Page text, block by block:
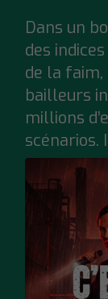
Dans un
des
de la
bailleurs
millions
scénarios.